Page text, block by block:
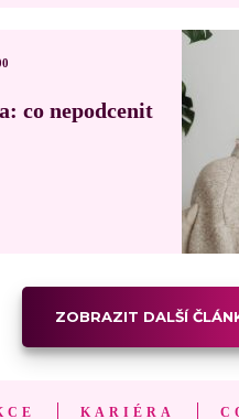
co nepodcenit
ZOBRAZIT DALŠÍ
KARIÉRA